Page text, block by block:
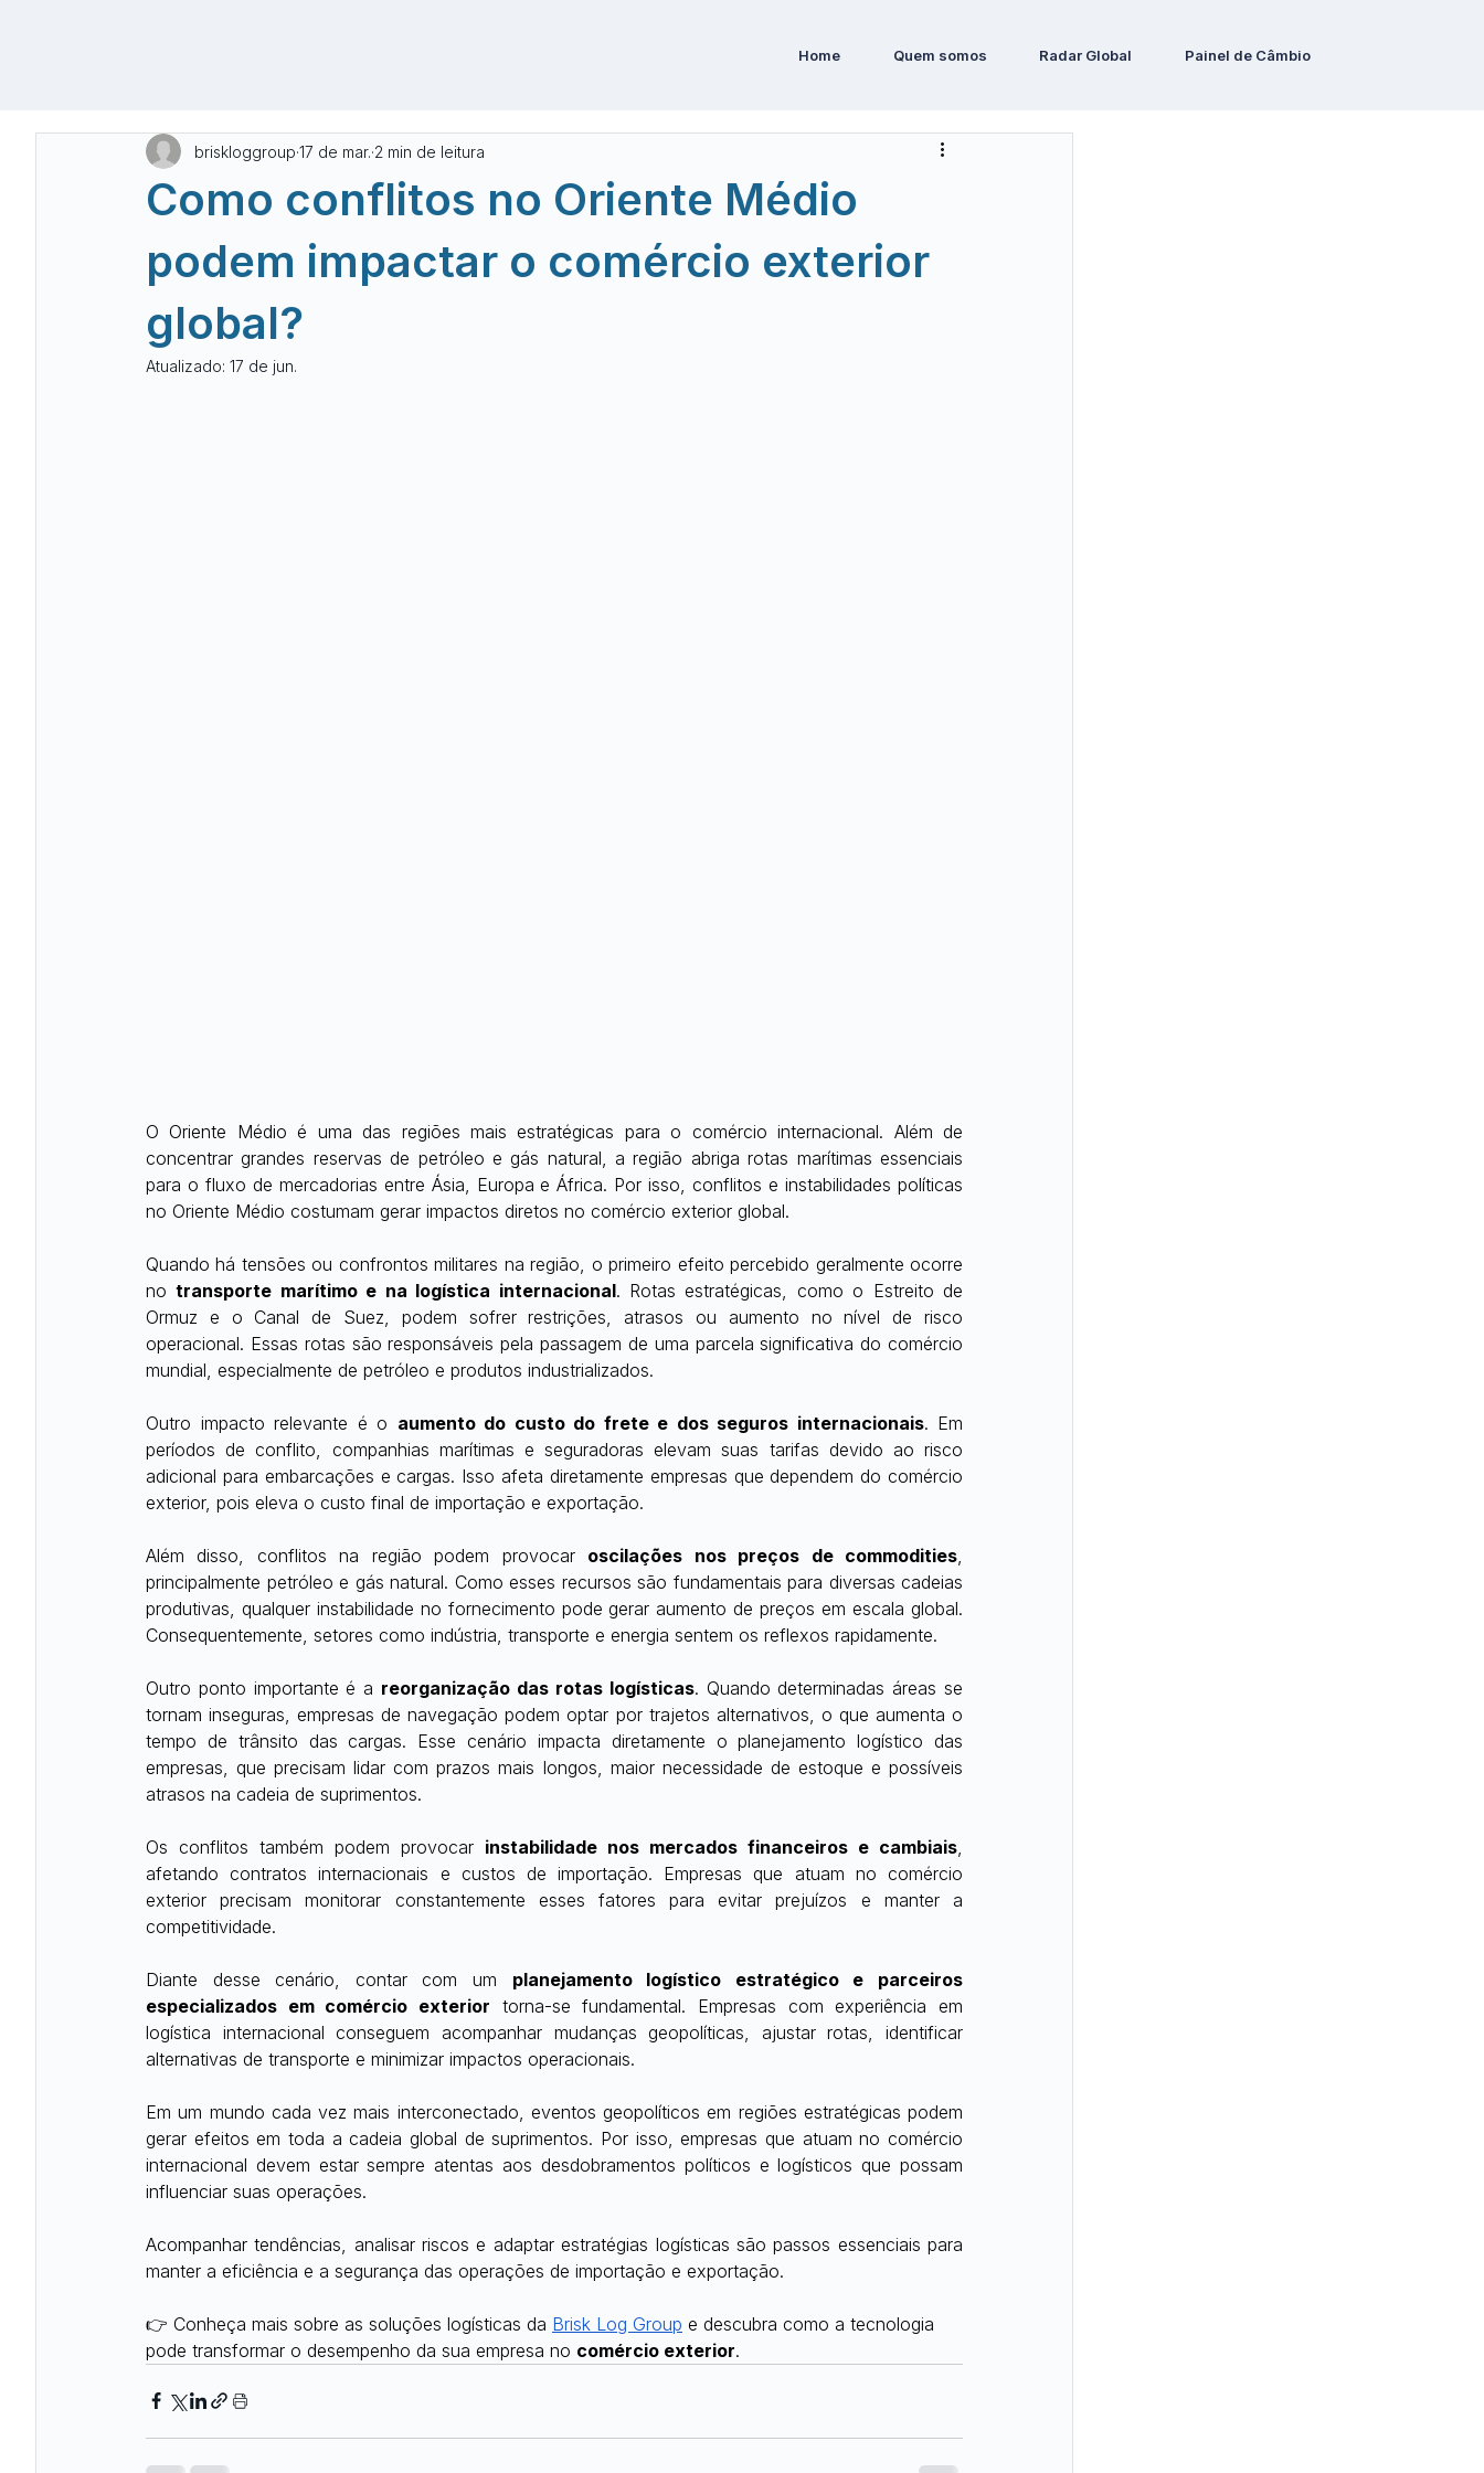
Home Quem somos Radar Global Painel de Câmbio
Como conflitos no Oriente Médio
podem impactar o comércio exterior
global?
briskloggroup 17 de mar. 2 min de leitura
Atualizado: 17 de jun.
O Oriente Médio é uma das regiões mais estratégicas para o comércio internacional. Além de
concentrar grandes reservas de petróleo e gás natural, a região abriga rotas marítimas essenciais
para o fluxo de mercadorias entre Ásia, Europa e África. Por isso, conflitos e instabilidades políticas
no Oriente Médio costumam gerar impactos diretos no comércio exterior global.
Quando há tensões ou confrontos militares na região, o primeiro efeito percebido geralmente ocorre
no transporte marítimo e na logística internacional. Rotas estratégicas, como o Estreito de
Ormuz e o Canal de Suez, podem sofrer restrições, atrasos ou aumento no nível de risco
operacional. Essas rotas são responsáveis pela passagem de uma parcela significativa do comércio
mundial, especialmente de petróleo e produtos industrializados.
Outro impacto relevante é o aumento do custo do frete e dos seguros internacionais. Em
períodos de conflito, companhias marítimas e seguradoras elevam suas tarifas devido ao risco
adicional para embarcações e cargas. Isso afeta diretamente empresas que dependem do comércio
exterior, pois eleva o custo final de importação e exportação.
Além disso, conflitos na região podem provocar oscilações nos preços de commodities
principalmente petróleo e gás natural. Como esses recursos são fundamentais para diversas cadeias
produtivas, qualquer instabilidade no fornecimento pode gerar aumento de preços em escala global.
Consequentemente, setores como indústria, transporte e energia sentem os reflexos rapidamente.
Outro ponto importante é a reorganização das rotas logísticas. Quando determinadas áreas se
tornam inseguras, empresas de navegação podem optar por trajetos alternativos, o que aumenta o
tempo de trânsito das cargas. Esse cenário impacta diretamente o planejamento logístico das
empresas, que precisam lidar com prazos mais longos, maior necessidade de estoque e possíveis
atrasos na cadeia de suprimentos.
Os conflitos também podem provocar instabilidade nos mercados financeiros e cambiais
afetando contratos internacionais e custos de importação. Empresas que atuam no comércio
exterior precisam monitorar constantemente esses fatores para evitar prejuízos e manter a
competitividade.
Diante desse cenário, contar com um planejamento logístico estratégico e parceiros
especializados em comércio exterior torna-se fundamental. Empresas com experiência em
logística internacional conseguem acompanhar mudanças geopolíticas, ajustar rotas, identificar
alternativas de transporte e minimizar impactos operacionais.
Em um mundo cada vez mais interconectado, eventos geopolíticos em regiões estratégicas podem
gerar efeitos em toda a cadeia global de suprimentos. Por isso, empresas que atuam no comércio
internacional devem estar sempre atentas aos desdobramentos políticos e logísticos que possam
influenciar suas operações.
Acompanhar tendências, analisar riscos e adaptar estratégias logísticas são passos essenciais para
manter a eficiência e a segurança das operações de importação e exportação.
👉 Conheça mais sobre as soluções logísticas da Brisk Log Group e descubra como a tecnologia
pode transformar o desempenho da sua empresa no comércio exterior.